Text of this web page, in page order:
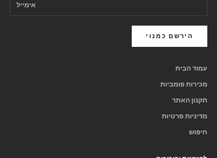
הירשם כמנוי
עמוד הבית
מכירות פומביות
תקנון האתר
מדיניות פרטיות
חיפוש